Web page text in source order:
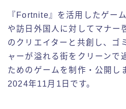
『Fortnite』を活用したゲー
や訪日外国人に対してマナー
のクリエイターと共創し、ゴ
ャーが溢れる街をクリーンで
ためのゲームを制作・公開し
2024年11月1日です。